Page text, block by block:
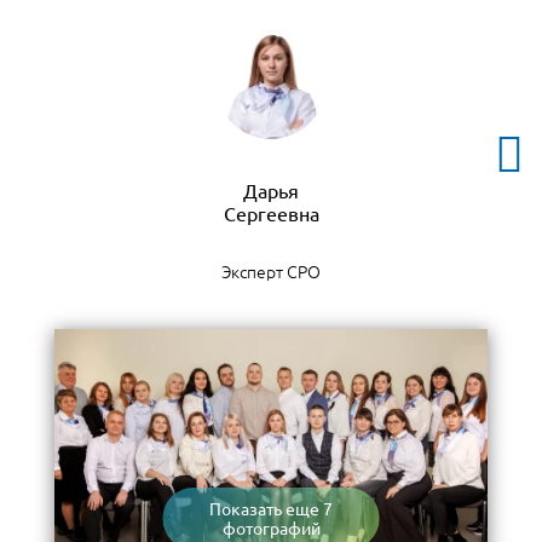
Дарья
Сергеевна
Эксперт СРО
Показать еще 7
фотографий